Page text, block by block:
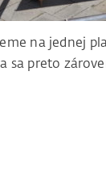
na jednej
sa preto